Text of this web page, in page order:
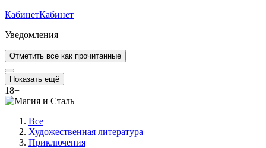
КабинетКабинет
Уведомления
Отметить все как прочитанные
Показать ещё
18+
Все
Художественная литература
Приключения